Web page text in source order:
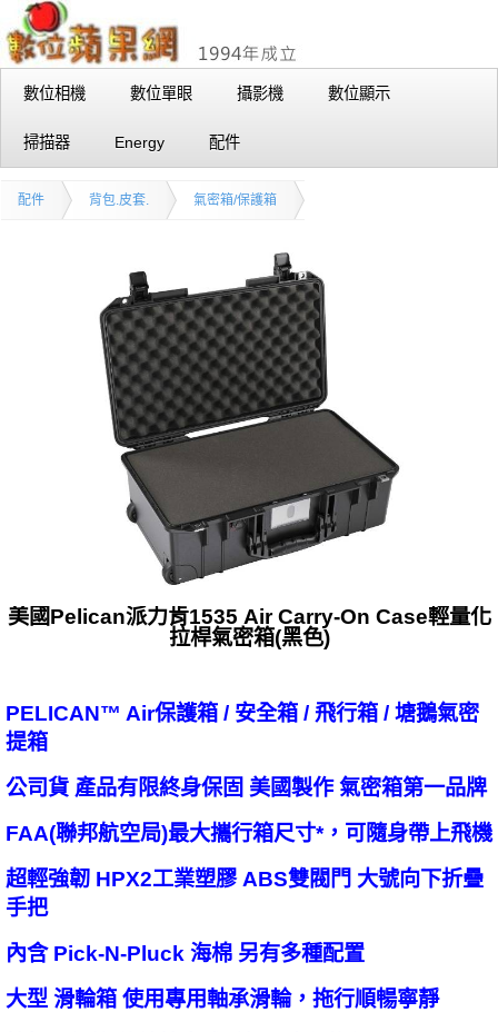
數位相機 數位單眼 攝影機 數位顯示
掃描器 Energy 配件
配件 背包.皮套. 氣密箱/保護箱
美國Pelican派力肯1535 Air Carry-On Case輕量化
拉桿氣密箱(黑色)
PELICAN™ Air保護箱 / 安全箱 / 飛行箱 / 塘鵝氣密
提箱
公司貨 產品有限終身保固 美國製作 氣密箱第一品牌
FAA(聯邦航空局)最大攜行箱尺寸*，可隨身帶上飛機
超輕強韌 HPX2工業塑膠 ABS雙閥門 大號向下折疊
手把
內含 Pick-N-Pluck 海棉 另有多種配置
大型 滑輪箱 使用專用軸承滑輪，拖行順暢寧靜